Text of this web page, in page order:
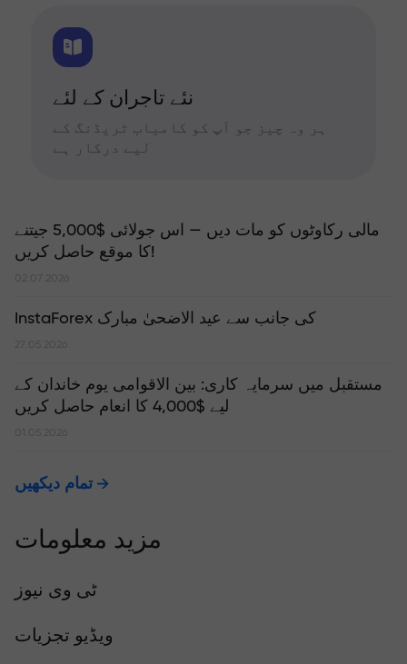
نئے تاجران کے لئے
ہر وہ چیز جو آپ کو کامیاب ٹریڈنگ کے
لیے درکار ہے
مالی رکاوٹوں کو مات دیں — اس جولائی $5,000 جیتنے
کا موقع حاصل کریں!
02.07.2026
InstaForex کی جانب سے عید الاضحیٰ مبارک
27.05.2026
مستقبل میں سرمایہ کاری: بین الاقوامی یوم خاندان کے
لیے $4,000 کا انعام حاصل کریں
01.05.2026
تمام دیکھیں
مزید معلومات
ٹی وی نیوز
ویڈیو تجزیات